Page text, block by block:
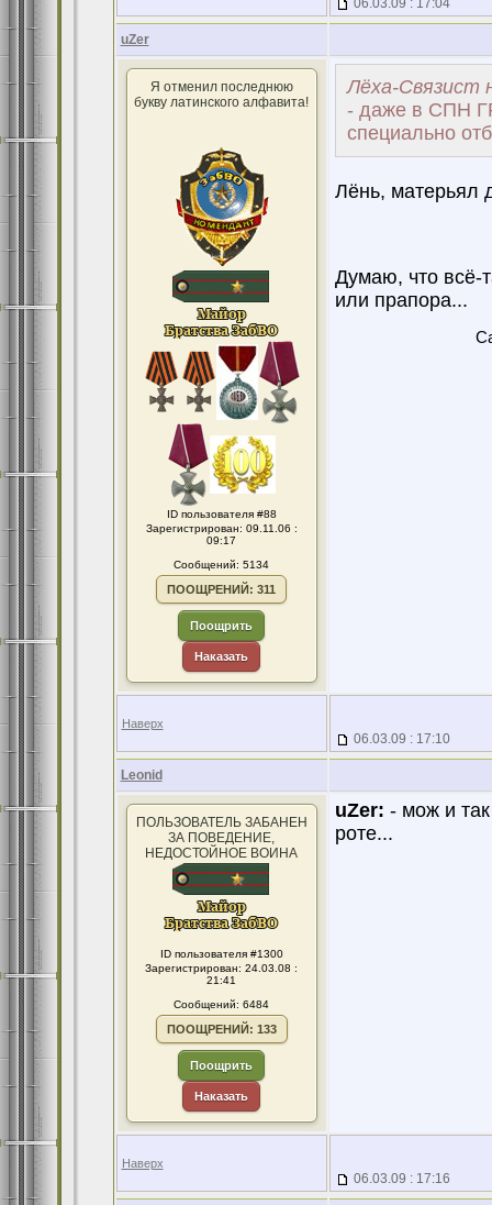
06.03.09 : 17:04
uZer
Я отменил последнюю
букву латинского алфавита!
ID пользователя #88
Зарегистрирован: 09.11.06 :
09:17
Сообщений: 5134
ПООЩРЕНИЙ: 311
Поощрить
Наказать
Лёха-Связист
- даже в СПН
специально
Лёнь, матерьял
Думаю, что всё-
или прапора...
Наверх
06.03.09 : 17:10
Leonid
ПОЛЬЗОВАТЕЛЬ ЗАБАНЕН
ЗА ПОВЕДЕНИЕ,
НЕДОСТОЙНОЕ ВОИНА
ID пользователя #1300
Зарегистрирован: 24.03.08 :
21:41
Сообщений: 6484
ПООЩРЕНИЙ: 133
Поощрить
Наказать
uZer: - мож и
роте...
Наверх
06.03.09 : 17:16